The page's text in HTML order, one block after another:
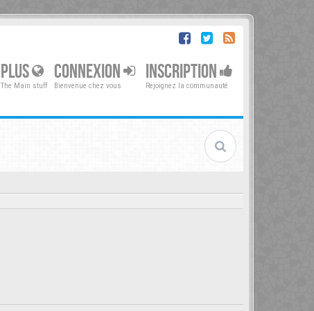
PLUS
The Main stuff
CONNEXION
Bienvenue chez vous
INSCRIPTION
Rejoignez la communauté